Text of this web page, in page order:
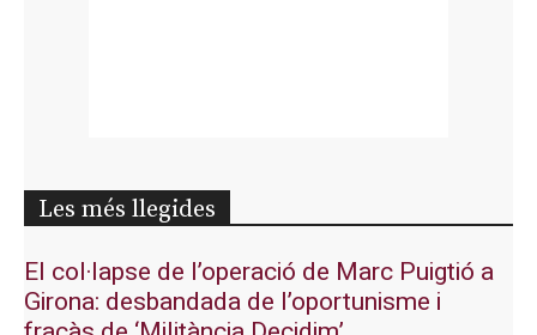
Les més llegides
El col·lapse de l’operació de Marc Puigtió a
Girona: desbandada de l’oportunisme i